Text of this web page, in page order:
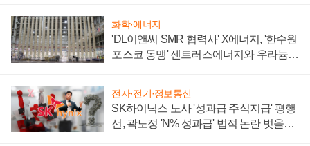
화학·에너지
'DL이앤씨 SMR 협력사' X에너지, '한수원
포스코 동맹' 센트러스에너지와 우라늄
전자·전기·정보통신
SK하이닉스 노사 '성과급 주식지급' 평행
선, 곽노정 'N% 성과급' 법적 논란 벗을지